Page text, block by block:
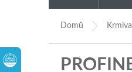
Domů Krmiva